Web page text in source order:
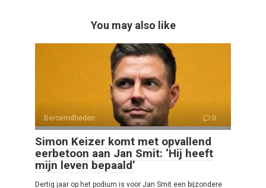
You may also like
Beroemdheden 0
Simon Keizer komt met opvallend
eerbetoon aan Jan Smit: ‘Hij heeft
mijn leven bepaald’
Dertig jaar op het podium is voor Jan Smit een bijzondere